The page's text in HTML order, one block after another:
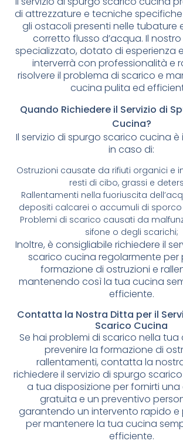
di attrezzature e tecniche
gli ostacoli presenti nelle tubature
corretto flusso d’acqua. Il
specializzato, dotato di esperienza
interverrà con professionalità e
risolvere il problema di scarico e
cucina pulita ed
Quando Richiedere il Servizio di
Cucina?
Il servizio di spurgo scarico cucina
in caso di:
Ostruzioni causate da rifiuti organici e
resti di cibo, grassi e
Rallentamenti nella fuoriuscita
depositi calcarei o accumuli di sporco
Problemi di scarico causati da
sifone o degli scarichi;
Inoltre, è consigliabile richiedere il
scarico cucina regolarmente per
formazione di ostruzioni e
mantenendo così la tua cucina
efficiente.
Contatta la Nostra Ditta per il
Scarico Cucina
Se hai problemi di scarico nella
prevenire la formazione di
rallentamenti, contatta la
richiedere il servizio di spurgo
a tua disposizione per fornirti
gratuita e un preventivo
garantendo un intervento rapido e
per mantenere la tua cucina
efficiente.